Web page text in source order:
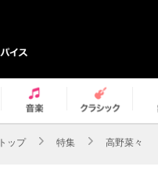
トップ 特集 高野菜々